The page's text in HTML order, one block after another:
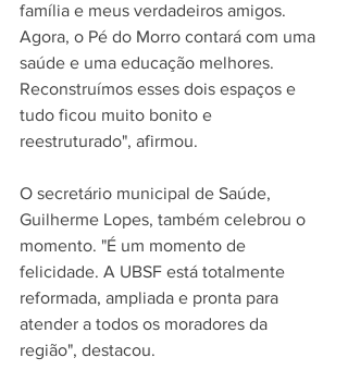
família e meus verdadeiros amigos.
Agora, o Pé do Morro contará com uma
saúde e uma educação melhores.
Reconstruímos esses dois espaços e
tudo ficou muito bonito e
reestruturado", afirmou.
O secretário municipal de Saúde,
Guilherme Lopes, também celebrou o
momento. "É um momento de
felicidade. A UBSF está totalmente
reformada, ampliada e pronta para
atender a todos os moradores da
região", destacou.